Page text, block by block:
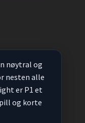
nøytral og
nesten alle
er P1 et
og korte